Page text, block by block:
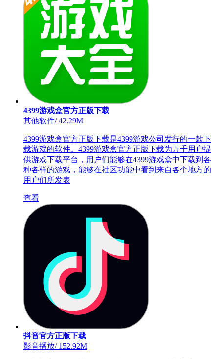
4399游戏盒官方正版下载
其他软件/42.29M
4399游戏盒官方正版下载是4399游戏公司发行的一款下
载游戏的软件。4399游戏盒官方正版下载为万千用户提
供游戏下载平台，用户们能够在4399游戏盒中下载到各
种各样的游戏，能够在社区功能中看到来自各个地方的
用户们所发表
查看
抖音官方正版下载
影音播放/152.92M